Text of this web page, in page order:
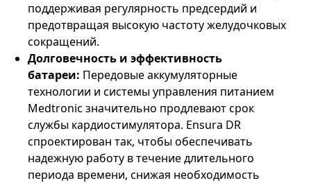
поддерживая регулярность предсердий и
предотвращая высокую частоту желудочковых
сокращений.
Долговечность и эффективность
батареи: Передовые аккумуляторные
технологии и системы управления питанием
Medtronic значительно продлевают срок
службы кардиостимулятора. Ensura DR
спроектирован так, чтобы обеспечивать
надежную работу в течение длительного
периода времени, снижая необходимость